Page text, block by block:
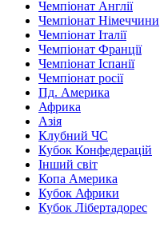
Чемпіонат Англії
Чемпіонат Німеччини
Чемпіонат Італії
Чемпіонат Франції
Чемпіонат Іспанії
Чемпіонат росії
Пд. Америка
Африка
Азія
Клубний ЧС
Кубок Конфедерацій
Інший світ
Копа Америка
Кубок Африки
Кубок Лібертадорес